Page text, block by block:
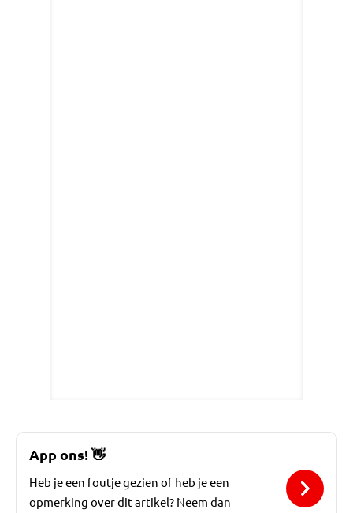
App ons!👋
Heb je een foutje gezien of heb je een
opmerking over dit artikel? Neem dan